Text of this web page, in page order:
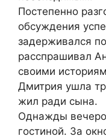
Постепенно
обсуждения
задерживался
расспрашивал
своими
Дмитрия ушла
жил ради сына.
Однажды
гостиной. За